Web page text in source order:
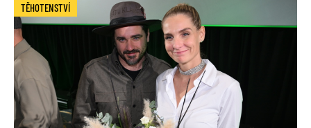
TĚHOTENSTVÍ